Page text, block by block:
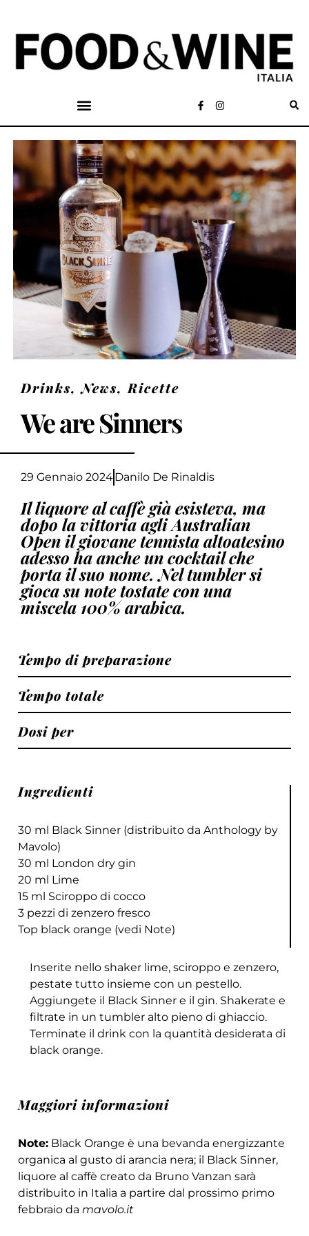
Drinks,News, Ricette
We are Sinners
29 Gennaio 2024Danilo De Rinaldis
Il liquore al caffè già esisteva, ma
dopo la vittoria agli Australian
Open il giovane tennista altoatesino
adesso ha anche un cocktail che
porta il suo nome. Nel tumbler si
gioca su note tostate con una
miscela 100% arabica.
Tempo di preparazione
Tempo totale
Dosi per
Ingredienti
30 ml Black Sinner (distribuito da Anthology by
Mavolo)
30 ml London dry gin
20 ml Lime
15 ml Sciroppo di cocco
3 pezzi di zenzero fresco
Top black orange (vedi Note)
Inserite nello shaker lime, sciroppo e zenzero,
pestate tutto insieme con un pestello.
Aggiungete il Black Sinner e il gin. Shakerate e
filtrate in un tumbler alto pieno di ghiaccio.
Terminate il drink con la quantità desiderata di
black orange.
Maggiori informazioni
Note: Black Orange è una bevanda energizzante
organica al gusto di arancia nera; il Black Sinner,
liquore al caffè creato da Bruno Vanzan sarà
distribuito in Italia a partire dal prossimo primo
febbraio damavolo.it